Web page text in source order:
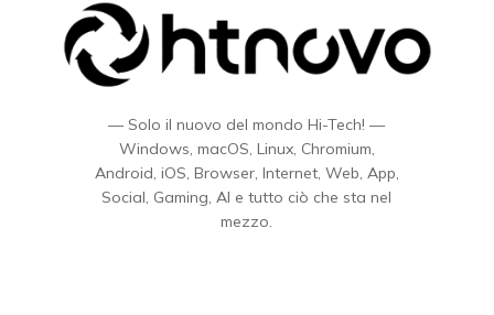
— Solo il nuovo del mondo Hi-Tech! —
Windows, macOS, Linux, Chromium,
Android, iOS, Browser, Internet, Web, App,
Social, Gaming, AI e tutto ciò che sta nel
mezzo.